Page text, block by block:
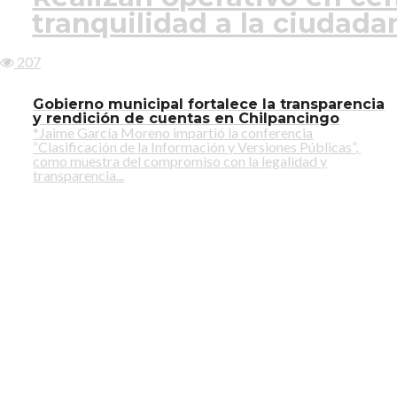
tranquilidad a la
207
Gobierno municipal fortalece la transparencia
y rendición de cuentas en Chilpancingo
*Jaime García Moreno impartió la conferencia
“Clasificación de la Información y Versiones Públicas”,
como muestra del compromiso con la legalidad y
transparencia...